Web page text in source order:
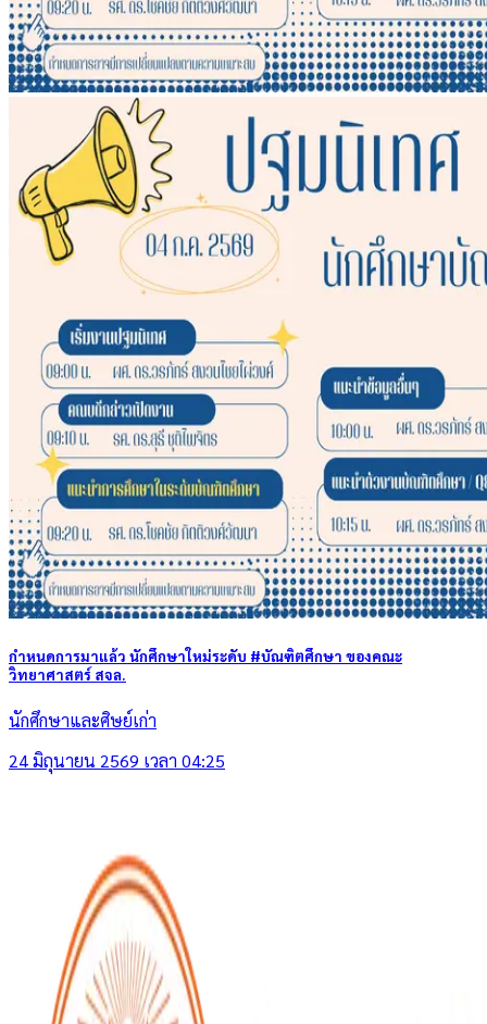
กำหนดการมาแล้ว นักศึกษาใหม่ระดับ #บัณฑิตศึกษา ของคณะ
วิทยาศาสตร์ สจล.
นักศึกษาและศิษย์เก่า
24 มิถุนายน 2569 เวลา 04:25